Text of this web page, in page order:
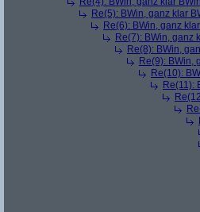
Re(5): BWin, ganz klar
Re(6): BWin, ganz
Re(7): BWin, ganz
Re(8): BWin,
Re(9): BWin,
Re(10):
Re(11):